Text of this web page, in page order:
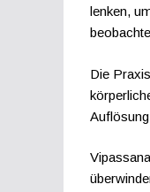
lenken,
Die